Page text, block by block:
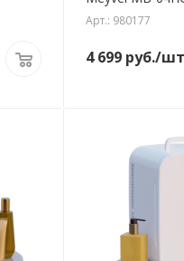
Арт.: 980177
4 699 руб./шт